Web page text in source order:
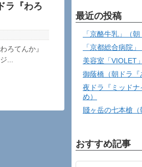
ラ『わろ
ろてんか』
...
最近の投稿
「京酪牛乳」（
「京都総合病院
美容室「VIOLET
御蔭橋（朝ドラ『
夜ドラ『ミッドナ
め）
賤ヶ岳の七本槍（
おすすめ記事